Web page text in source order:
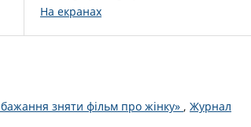
На екранах
зняти фільм про жінку» , Журнал